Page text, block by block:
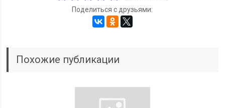
Поделиться с друзьями:
Похожие публикации